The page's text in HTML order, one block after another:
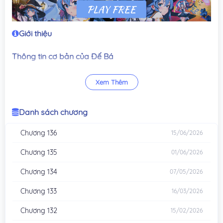
Giới thiệu
Thông tin cơ bản của Đế Bá
Tên tiếng Anh: Emperor’s Domination
Tác giả nguyên tác: Yếm Bút Tiêu Sinh / 厌笔萧生
Nhân vật chính: Lý Thất Dạ / Li Qiye
Đế Bá và lần trở lại của Lý Thất Dạ
Đế Bá đi theo bước chân Lý Thất Dạ, một tồn tại đã sống qua
Giới. Khi trở lại trong hình hài thiếu niên, anh quay về đúng lúc
anh phải nhúng tay thêm một lần nữa.
Xem Thêm
Danh sách chương
Chương 136 15/06/2026
Chương 135 01/06/2026
Chương 134 07/05/2026
Chương 133 16/03/2026
Chương 132 15/02/2026